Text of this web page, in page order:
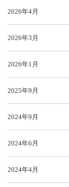
2026年4月
2026年3月
2026年1月
2025年9月
2024年9月
2024年6月
2024年4月